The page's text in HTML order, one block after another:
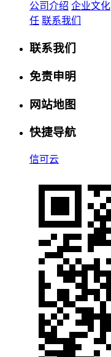
公司介绍 企业文化
任 联系我们
联系我们
免责申明
网站地图
快捷导航
信可云